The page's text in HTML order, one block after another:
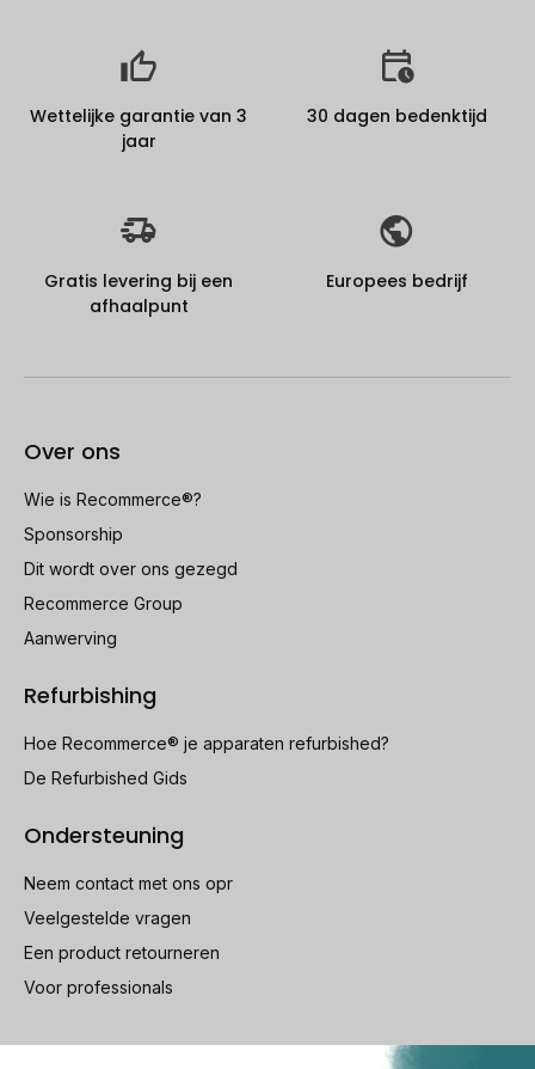
Wettelijke garantie van 3
jaar
30 dagen bedenktijd
Gratis levering bij een
afhaalpunt
Europees bedrijf
Over ons
Wie is Recommerce®?
Sponsorship
Dit wordt over ons gezegd
Recommerce Group
Aanwerving
Refurbishing
Hoe Recommerce® je apparaten refurbished?
De Refurbished Gids
Ondersteuning
Neem contact met ons opr
Veelgestelde vragen
Een product retourneren
Voor professionals